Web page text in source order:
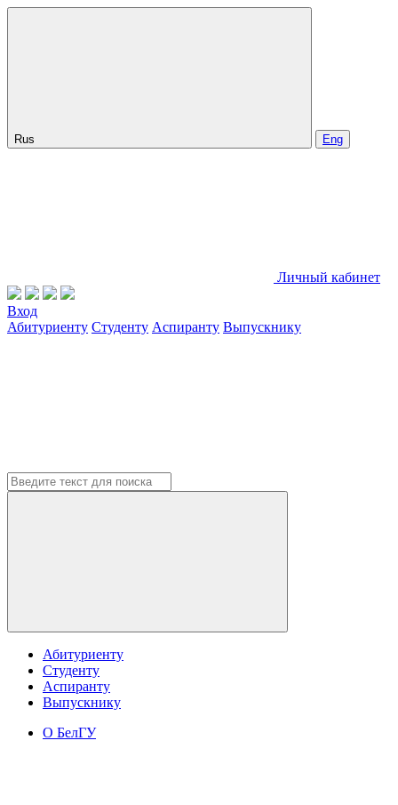
Rus Eng
Личный кабинет
Вход
Абитуриенту Студенту Аспиранту Выпускнику
Абитуриенту
Студенту
Аспиранту
Выпускнику
О БелГУ